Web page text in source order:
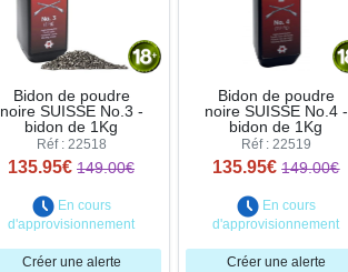
Bidon de poudre
noire SUISSE No.3 -
bidon de 1Kg
Réf : 22518
135.95€ 149.00€
En cours
d'approvisionnement
Créer une alerte
Bidon de poudre
noire SUISSE No.4 -
bidon de 1Kg
Réf : 22519
135.95€ 149.00€
En cours
d'approvisionnement
Créer une alerte